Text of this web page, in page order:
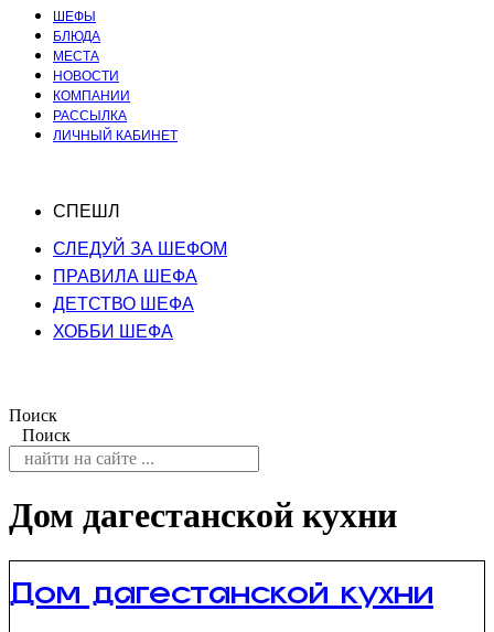
ШЕФЫ
БЛЮДА
МЕСТА
НОВОСТИ
КОМПАНИИ
РАССЫЛКА
ЛИЧНЫЙ КАБИНЕТ
СПЕШЛ
СЛЕДУЙ ЗА ШЕФОМ
ПРАВИЛА ШЕФА
ДЕТСТВО ШЕФА
ХОББИ ШЕФА
Поиск
Поиск
Дом дагестанской кухни
Дом дагестанской кухни